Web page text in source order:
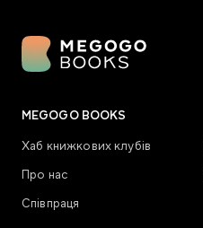
MEGOGO BOOKS
Хаб книжкових клубів
Про нас
Співпраця